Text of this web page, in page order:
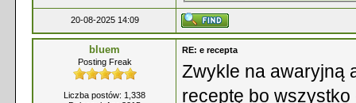
20-08-2025 14:09
bluem
Posting Freak
Liczba postów: 1,338
RE: e recepta
Zwykle na awaryjną
receptę bo